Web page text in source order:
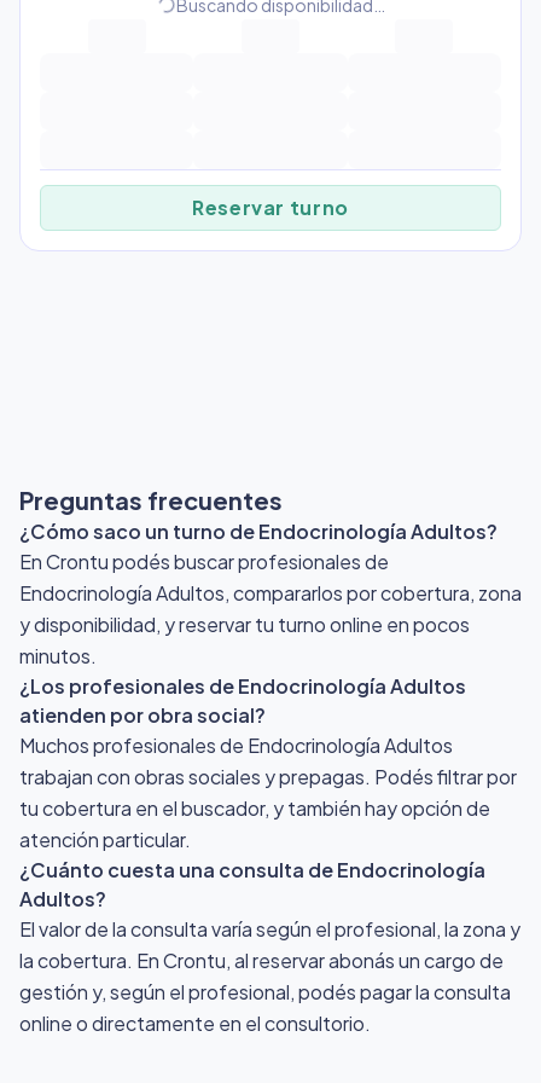
Buscando disponibilidad…
Reservar turno
Preguntas frecuentes
¿Cómo saco un turno de Endocrinología Adultos?
En Crontu podés buscar profesionales de
Endocrinología Adultos, compararlos por cobertura, zona
y disponibilidad, y reservar tu turno online en pocos
minutos.
¿Los profesionales de Endocrinología Adultos
atienden por obra social?
Muchos profesionales de Endocrinología Adultos
trabajan con obras sociales y prepagas. Podés filtrar por
tu cobertura en el buscador, y también hay opción de
atención particular.
¿Cuánto cuesta una consulta de Endocrinología
Adultos?
El valor de la consulta varía según el profesional, la zona y
la cobertura. En Crontu, al reservar abonás un cargo de
gestión y, según el profesional, podés pagar la consulta
online o directamente en el consultorio.